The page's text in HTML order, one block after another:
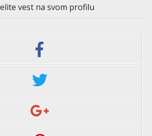
vest na svom profilu